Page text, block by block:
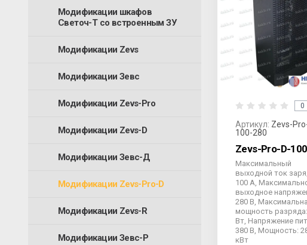
Модификации шкафов
Светоч-Т со встроенным ЗУ
Модификации Zevs
Модификации Зевс
Модификации Zevs-Pro
Модификации Zevs-D
Модификации Зевс-Д
Модификации Zevs-Pro-D
Модификации Zevs-R
Модификации Зевс-Р
0
Артикул: Zevs-
100-280
Zevs-Pro-D-
Максимальный
выходной ток
100 А,
выходное
280 В,
мощность
Вт, Напряжение
380 В, Мощность:
кВт